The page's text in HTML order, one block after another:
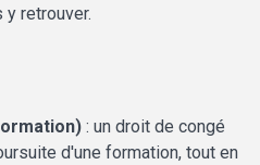
retrouver.
: un droit de congé
d'une formation, tout en